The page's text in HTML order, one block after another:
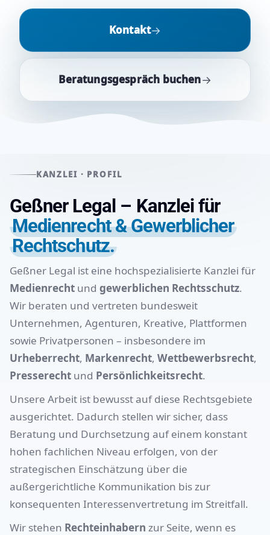
Kontakt→
Beratungsgespräch buchen→
KANZLEI · PROFIL
Geßner Legal – Kanzlei für
Medienrecht & Gewerblicher
Rechtschutz.
Geßner Legal ist eine hochspezialisierte Kanzlei für
Medienrechtund gewerblichen Rechtsschutz.
Wir beraten und vertreten bundesweit
Unternehmen, Agenturen, Kreative, Plattformen
sowie Privatpersonen – insbesondere im
Urheberrecht, Markenrecht, Wettbewerbsrecht,
Presserechtund Persönlichkeitsrecht.
Unsere Arbeit ist bewusst auf diese Rechtsgebiete
ausgerichtet. Dadurch stellen wir sicher, dass
Beratung und Durchsetzung auf einem konstant
hohen fachlichen Niveau erfolgen, von der
strategischen Einschätzung über die
außergerichtliche Kommunikation bis zur
konsequenten Interessenvertretung im Streitfall.
Wir stehen Rechteinhabern zur Seite, wenn es